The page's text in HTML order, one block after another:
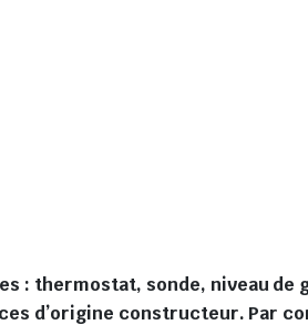
: thermostat, sonde, niveau de
d’origine constructeur. Par